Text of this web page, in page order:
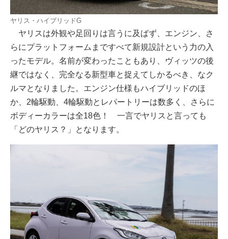
ヤリス・ハイブリッドG
ヤリスは外観や足回りは言うに及ばず、エンジン、さ
らにプラットフォームまですべて新規設計という力の入
ったモデル。名前が変わったこともあり、ヴィッツの後
継ではなく、完全なる新型車と捉えてしかるべき、なク
ルマとなりました。エンジン仕様もハイブリッドのほ
か、2輪駆動、4輪駆動とレパートリーは数多く、さらに
ボディーカラーは全18色！ 一言でヤリスと言っても
「どのヤリス？」となります。